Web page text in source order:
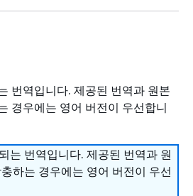
번역입니다. 제공된 번역과 원본
경우에는 영어 버전이 우선합니
는 번역입니다. 제공된 번역과 원
하는 경우에는 영어 버전이 우선